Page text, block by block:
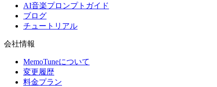
AI音楽プロンプトガイド
ブログ
チュートリアル
会社情報
MemoTuneについて
変更履歴
料金プラン